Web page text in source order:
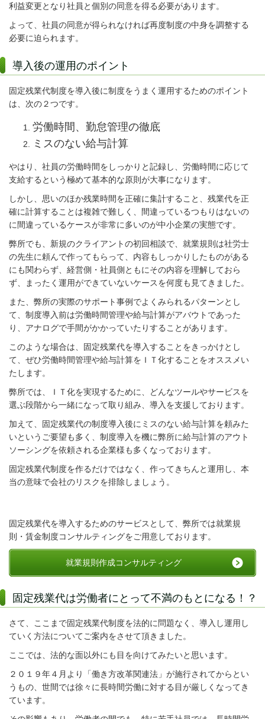
利益変更となり社員と個別の同意を得る必要があります。
よって、社員の同意が得られなければ再度制度の中身を調整する
必要に迫られます。
導入後の運用のポイント
固定残業代制度を導入後に制度をうまく運用するためのポイント
は、次の２つです。
労働時間、勤怠管理の徹底
ミスのない給与計算
やはり、社員の労働時間をしっかりと記録し、労働時間に応じて
支給するという極めて基本的な原則が大事になります。
しかし、思いのほか残業時間を正確に集計すること、残業代を正
確に計算することは複雑で難しく、間違っているつもりはないの
に間違っているケースが非常に多いのが中小企業の実態です。
弊所でも、新規のクライアントの初回相談で、就業規則は社労士
の先生に頼んで作ってもらって、内容もしっかりしたものがある
にも関わらず、経営側・社員側ともにその内容を理解しておら
ず、まったく運用ができていないケースを何度も見てきました。
また、弊所の実際のサポート事例でよくみられるパターンとし
て、制度導入前は労働時間管理や給与計算がアバウトであった
り、アナログで手間がかかっていたりすることがあります。
このような場合は、固定残業代を導入することをきっかけとし
て、ぜひ労働時間管理や給与計算をＩＴ化することをオススメい
たします。
弊所では、ＩＴ化を実現するために、どんなツールやサービスを
選ぶ段階から一緒になって取り組み、導入を支援しております。
加えて、固定残業代の制度導入後にミスのない給与計算を頼みた
いというご要望も多く、制度導入を機に弊所に給与計算のアウト
ソーシングを依頼される企業様も多くなっております。
固定残業代制度を作るだけではなく、作ってきちんと運用し、本
当の意味で会社のリスクを排除しましょう。
固定残業代を導入するためのサービスとして、弊所では就業規
則・賃金制度コンサルティングをご用意しております。
就業規則作成コンサルティング
固定残業代は労働者にとって不満のもとになる！？
さて、ここまで固定残業代制度を法的に問題なく、導入し運用し
ていく方法についてご案内をさせて頂きました。
ここでは、法的な面以外にも目を向けてみたいと思います。
２０１９年４月より「働き方改革関連法」が施行されてからとい
うもの、世間では徐々に長時間労働に対する目が厳しくなってき
ています。